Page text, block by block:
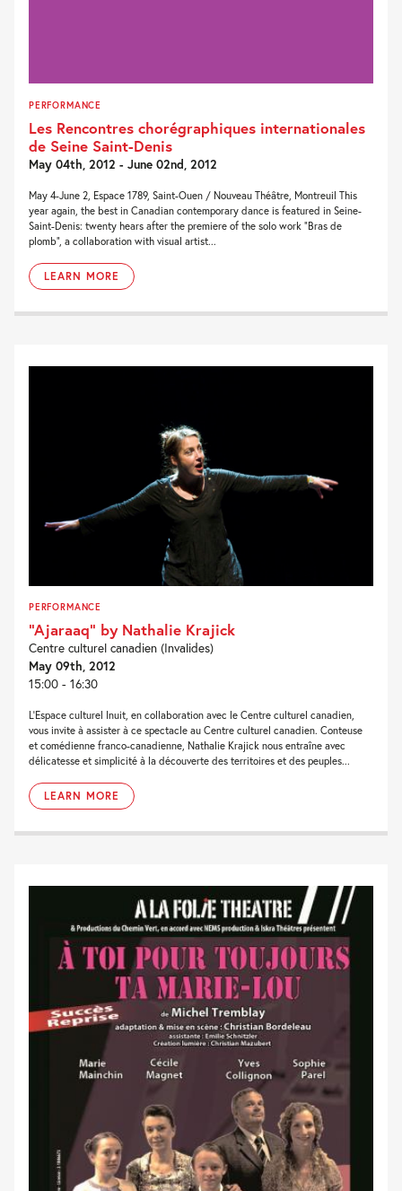
PERFORMANCE
Les Rencontres chorégraphiques internationales
de Seine Saint-Denis
May 04th, 2012 - June 02nd, 2012
May 4-June 2, Espace 1789, Saint-Ouen / Nouveau Théâtre, Montreuil This
year again, the best in Canadian contemporary dance is featured in Seine-
Saint-Denis: twenty hears after the premiere of the solo work “Bras de
plomb”, a collaboration with visual artist...
LEARN MORE
PERFORMANCE
“Ajaraaq” by Nathalie Krajick
Centre culturel canadien (Invalides)
May 09th, 2012
15:00 - 16:30
L’Espace culturel Inuit, en collaboration avec le Centre culturel canadien,
vous invite à assister à ce spectacle au Centre culturel canadien. Conteuse
et comédienne franco-canadienne, Nathalie Krajick nous entraîne avec
délicatesse et simplicité à la découverte des territoires et des peuples...
LEARN MORE